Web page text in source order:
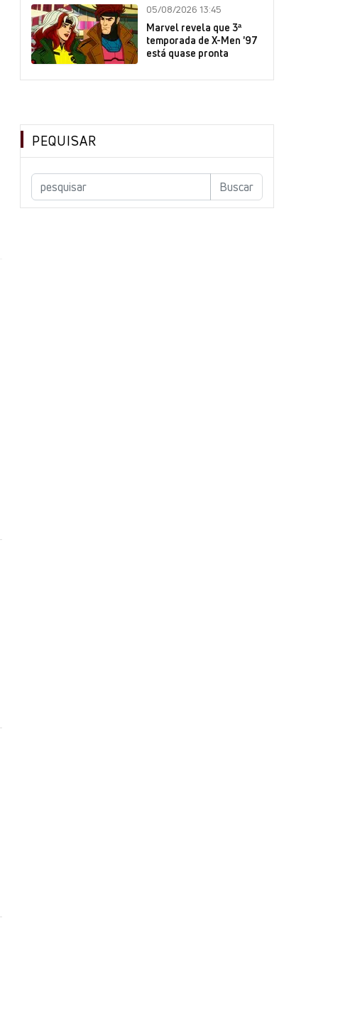
05/08/2026 13:45
Marvel revela que 3ª
temporada de X-Men '97
está quase pronta
PEQUISAR